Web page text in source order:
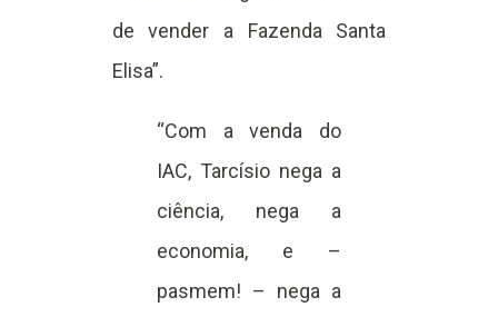
de vender a Fazenda Santa
Elisa”.
“Com a venda do
IAC, Tarcísio nega a
ciência, nega a
economia, e –
pasmem! – nega a